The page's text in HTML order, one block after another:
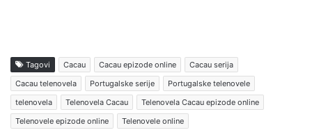
Tagovi Cacau Cacau epizode online
Cacau serija
Cacau telenovela
Portugalske serije
Portugalske telenovele
telenovela
Telenovela Cacau
Telenovela Cacau epizode online
Telenovele epizode online
Telenovele online